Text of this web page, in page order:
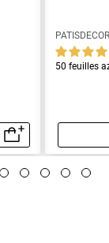
50 feuilles